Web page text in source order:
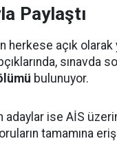
Paylaştı
herkese açık olarak
sınavda
bulunuyor.
adaylar ise AİS
tamamına